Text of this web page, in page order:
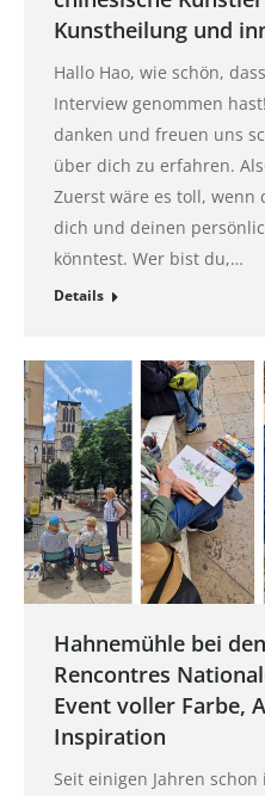
Kunstheilung und
Hallo Hao, wie schön,
Interview genommen
danken und freuen uns
über dich zu erfahren.
Zuerst wäre es toll,
dich und deinen
könntest. Wer bist du,…
Details
Hahnemühle bei
Rencontres
Event voller Farbe,
Inspiration
Seit einigen Jahren